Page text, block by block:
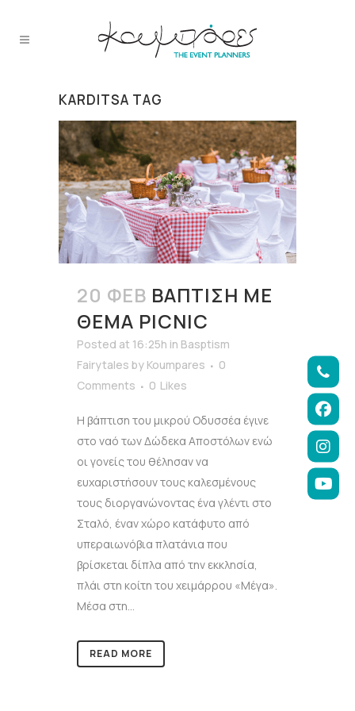
KARDITSA TAG
20 ΦΕΒ ΒΆΠΤΙΣΗ ΜΕ
ΘΈΜΑ PICNIC
Posted at 16:25h in Basptism
Fairytales by Koumpares
0
Comments
0 Likes
Η βάπτιση του μικρού Οδυσσέα έγινε
στο ναό των Δώδεκα Αποστόλων ενώ
οι γονείς του θέλησαν να
ευχαριστήσουν τους καλεσμένους
τους διοργανώνοντας ένα γλέντι στο
Σταλό, έναν χώρο κατάφυτο από
υπεραιωνόβια πλατάνια που
βρίσκεται δίπλα από την εκκλησία,
πλάι στη κοίτη του χειμάρρου «Μέγα».
Μέσα στη...
READ MORE